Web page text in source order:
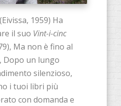
(Eivissa, 1959) Ha
il suo Vint-i-cinc
Ma non è fino al
Dopo un lungo
silenzioso,
i tuoi libri più
con domanda e